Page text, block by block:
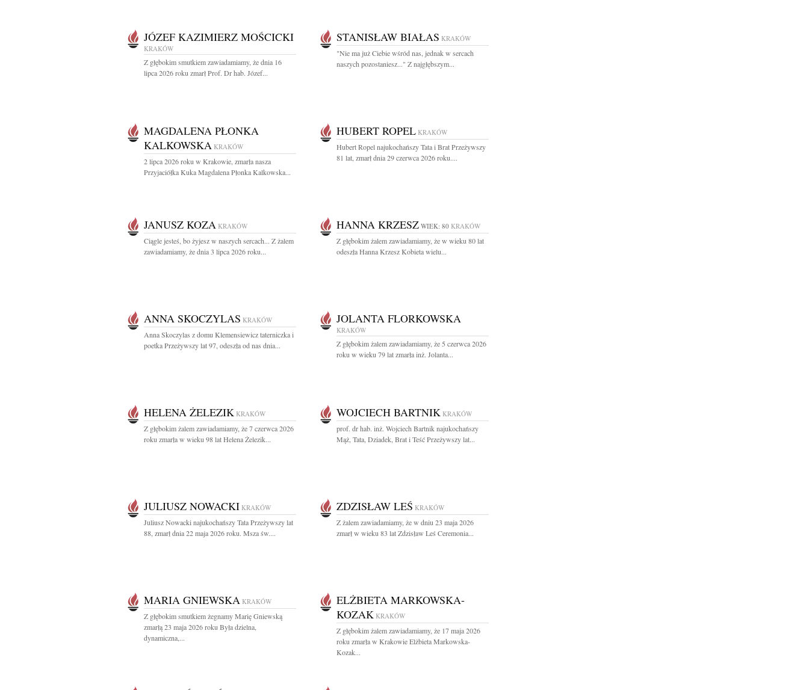
JÓZEF KAZIMIERZ MOŚCICKI
KRAKÓW
Z głębokim smutkiem zawiadamiamy, że dnia 16
lipca 2026 roku zmarł Prof. Dr hab. Józef...
STANISŁAW BIAŁAS KRAKÓW
"Nie ma już Ciebie wśród nas, jednak w sercach
naszych pozostaniesz..." Z najgłębszym...
MAGDALENA PŁONKA
KALKOWSKA KRAKÓW
2 lipca 2026 roku w Krakowie, zmarła nasza
Przyjaciółka Kuka Magdalena Płonka Kalkowska...
HUBERT ROPEL KRAKÓW
Hubert Ropel najukochańszy Tata i Brat Przeżywszy
81 lat, zmarł dnia 29 czerwca 2026 roku....
JANUSZ KOZA KRAKÓW
Ciągle jesteś, bo żyjesz w naszych sercach... Z żalem
zawiadamiamy, że dnia 3 lipca 2026 roku...
HANNA KRZESZ WIEK: 80 KRAKÓW
Z głębokim żalem zawiadamiamy, że w wieku 80 lat
odeszła Hanna Krzesz Kobieta wielu...
ANNA SKOCZYLAS KRAKÓW
Anna Skoczylas z domu Klemensiewicz taterniczka i
poetka Przeżywszy lat 97, odeszła od nas dnia...
JOLANTA FLORKOWSKA
KRAKÓW
Z głębokim żalem zawiadamiamy, że 5 czerwca 2026
roku w wieku 79 lat zmarła inż. Jolanta...
HELENA ŻELEZIK KRAKÓW
Z głębokim żalem zawiadamiamy, że 7 czerwca 2026
roku zmarła w wieku 98 lat Helena Żelezik...
WOJCIECH BARTNIK KRAKÓW
prof. dr hab. inż. Wojciech Bartnik najukochańszy
Mąż, Tata, Dziadek, Brat i Teść Przeżywszy lat...
JULIUSZ NOWACKI KRAKÓW
Juliusz Nowacki najukochańszy Tata Przeżywszy lat
88, zmarł dnia 22 maja 2026 roku. Msza św....
ZDZISŁAW LEŚ KRAKÓW
Z żalem zawiadamiamy, że w dniu 23 maja 2026
zmarł w wieku 83 lat Zdzisław Leś Ceremonia...
MARIA GNIEWSKA KRAKÓW
Z głębokim smutkiem żegnamy Marię Gniewską
zmarłą 23 maja 2026 roku Była dzielna,
dynamiczna,...
ELŻBIETA MARKOWSKA-
KOZAK KRAKÓW
Z głębokim żalem zawiadamiamy, że 17 maja 2026
roku zmarła w Krakowie Elżbieta Markowska-
Kozak...